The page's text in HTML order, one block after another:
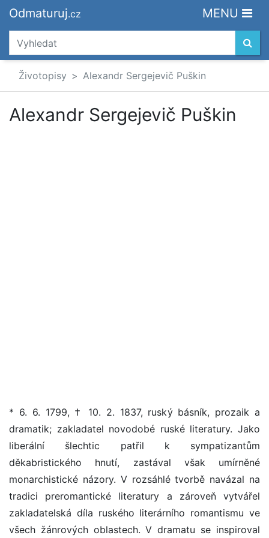
Odmaturuj.cz MENU
Životopisy Alexandr Sergejevič Puškin
Alexandr Sergejevič Puškin
* 6. 6. 1799, † 10. 2. 1837, ruský básník, prozaik a
dramatik; zakladatel novodobé ruské literatury. Jako
liberální šlechtic patřil k sympatizantům
děkabristického hnutí, zastával však umírněné
monarchistické názory. V rozsáhlé tvorbě navázal na
tradici preromantické literatury a zároveň vytvářel
zakladatelská díla ruského literárního romantismu ve
všech žánrových oblastech. V dramatu se inspiroval